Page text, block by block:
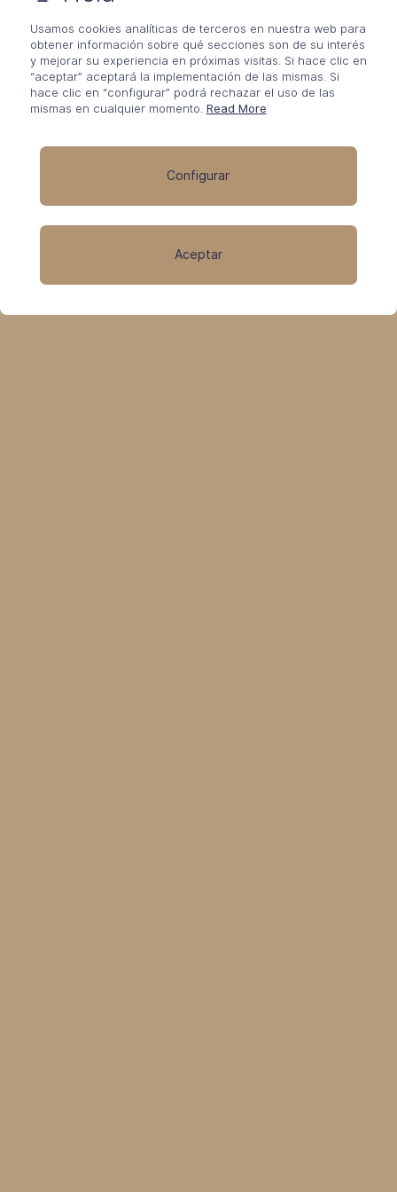
REVESTIMIENTOS
CEMENTOSOS
DECORATIVOS
DISEÑADOS PARA
Usamos cookies analíticas de terceros en nuestra web para
obtener información sobre qué secciones son de su interés
y mejorar su experiencia en próximas visitas. Si hace clic en
“aceptar” aceptará la implementación de las mismas. Si
hace clic en “configurar” podrá rechazar el uso de las
mismas en cualquier momento. Read More
Configurar
Aceptar